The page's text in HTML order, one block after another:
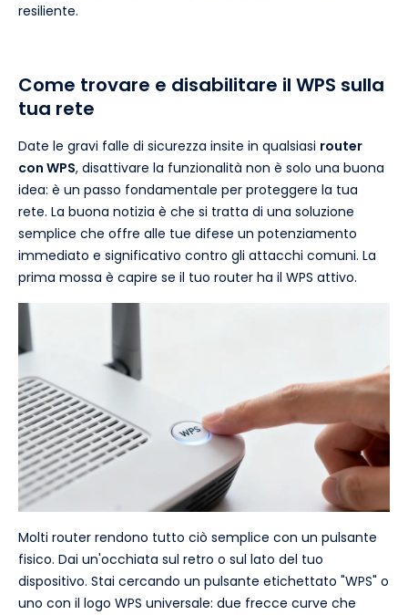
resiliente.
Come trovare e disabilitare il WPS sulla
tua rete
Date le gravi falle di sicurezza insite in qualsiasi router
con WPS, disattivare la funzionalità non è solo una buona
idea: è un passo fondamentale per proteggere la tua
rete. La buona notizia è che si tratta di una soluzione
semplice che offre alle tue difese un potenziamento
immediato e significativo contro gli attacchi comuni. La
prima mossa è capire se il tuo router ha il WPS attivo.
Molti router rendono tutto ciò semplice con un pulsante
fisico. Dai un'occhiata sul retro o sul lato del tuo
dispositivo. Stai cercando un pulsante etichettato "WPS" o
uno con il logo WPS universale: due frecce curve che